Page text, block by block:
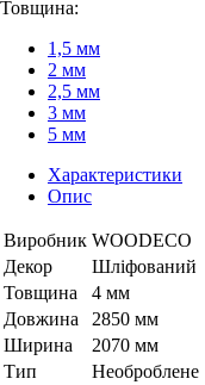
Товщина:
1,5 мм
2 мм
2,5 мм
3 мм
5 мм
Характеристики
Опис
Виробник WOODECO
Декор
Шліфований
Товщина
4 мм
Довжина
2850 мм
Ширина
2070 мм
Тип
Необроблене